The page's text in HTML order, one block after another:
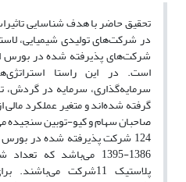
تحقیق حاضر با هدف شناسایی
در شرکت‌های تولیدی شیمیایی،
شرکت‌های پذیرفته شده در بورس
است. در این راستا
سرمایه‌گذاری، سرمایه در گردش،
گرفته شده‌اند و متغیر عملکرد مالی
صاحبان سهام و کیو-توبین
124 شرکت پذیرفته شده در بورس
1386-1395 می‌باشد که
پلاستیک 11شرکت